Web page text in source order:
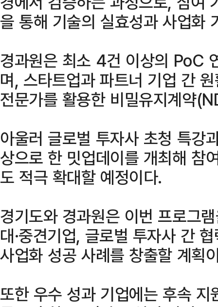
을 통해 기술의 실효성과 사업화
경과원은 최소 4건 이상의 PoC
며, 스타트업과 파트너 기업 간
전문가를 활용한 비밀유지계약
아울러 글로벌 투자사 초청 특강
상으로 한 밋업데이를 개최해 참
도 적극 확대할 예정이다.
경기도와 경과원은 이번 프로그
대·중견기업, 글로벌 투자사 간
사업화 성공 사례를 창출할 계획
또한 우수 성과 기업에는 후속